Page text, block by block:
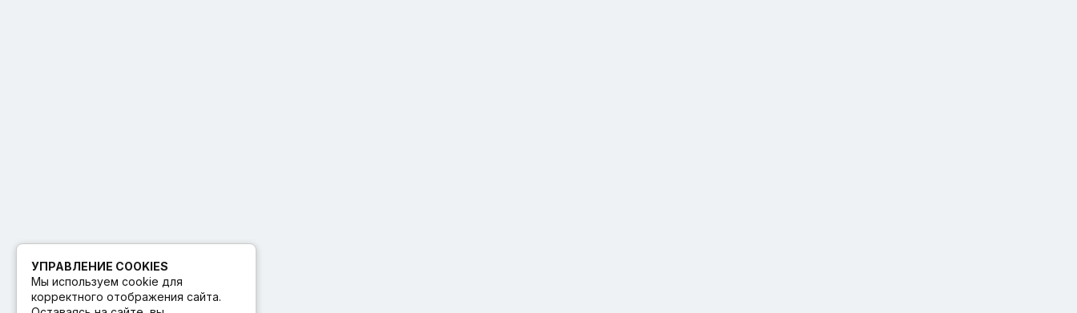
УПРАВЛЕНИЕ COOKIES
Мы используем cookie для
корректного отображения сайта.